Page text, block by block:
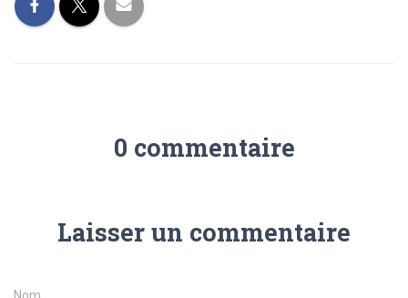
0 commentaire
Laisser un commentaire